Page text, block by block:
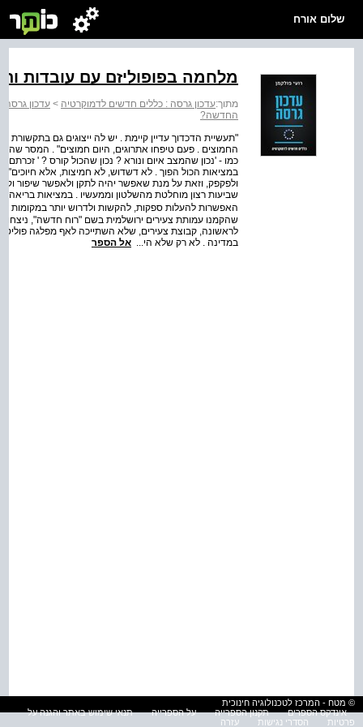
שלום אורח
מלחמה בפופוליזם עם עובדות
מתוך:עדכון גרסה : כללים חדשים לדמוקרטיה > עדכון
החדשה?
"תעשיית הדכדוך עדיין קיימת . יש לה ייצוגים גם
החמוצים . פעם טיפחו אתרוגים, היום חמוצים" . המסר
כמו ‑ 'נכון שהמצב איום ונורא ? נכון שהכול קורס ? ' זכרתם
במציאות הכול הפוך . לא דשדוש, לא חמיצות, אלא
ולפקפק, וזאת על מנת שאפשר יהיה לתקן ולאפשר שיפור
שביעות רצון מוחלטת מהשלטון וממעשיו . במציאות בריאה,
שהקמנו עמותת צעירים ירושלמית בשם "רוח חדשה",
לראשונה, קבוצת צעירים, שלא השתייכה לאף מפלגה
במדינה . לא רק שלא הי... אל הספר
© מטח - המרכז לטכנולוגיה חינוכית
אינדקס הספרים
תקנון הספרייה על הספרייה
תנאי שימוש באתר והגנה על
פרטיות
הסדרי נגישות עזרה